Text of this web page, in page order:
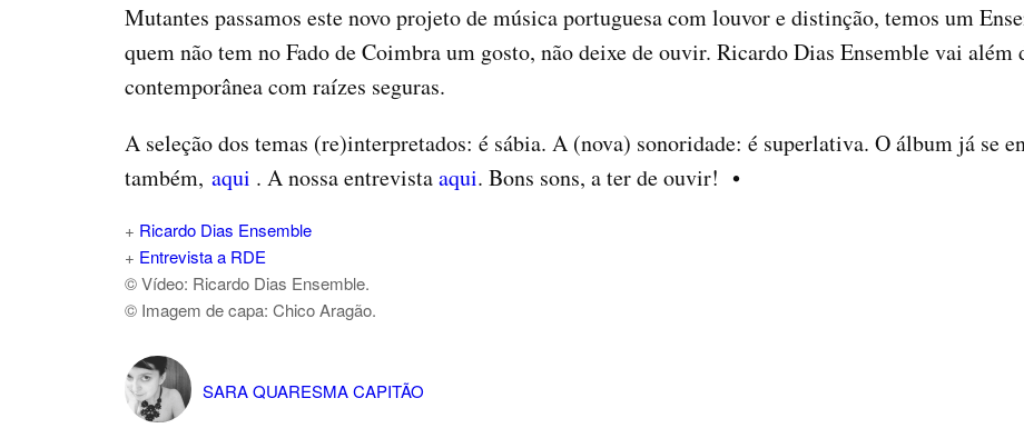
Mutantes passamos este novo projeto de música portuguesa com louvor e distinção, temos um
quem não tem no Fado de Coimbra um gosto, não deixe de ouvir. Ricardo Dias Ensemble vai além
contemporânea com raízes seguras.
A seleção dos temas (re)interpretados: é sábia. A (nova) sonoridade: é superlativa. O álbum já se
também, aqui . A nossa entrevistaaqui. Bons sons, a ter de ouvir! •
+ Ricardo Dias Ensemble
+ Entrevista a RDE
© Vídeo: Ricardo Dias Ensemble.
© Imagem de capa: Chico Aragão.
SARA QUARESMA CAPITÃO